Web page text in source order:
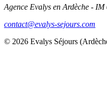
Agence Evalys en Ardèche -
contact@evalys-sejours.com
© 2026 Evalys Séjours